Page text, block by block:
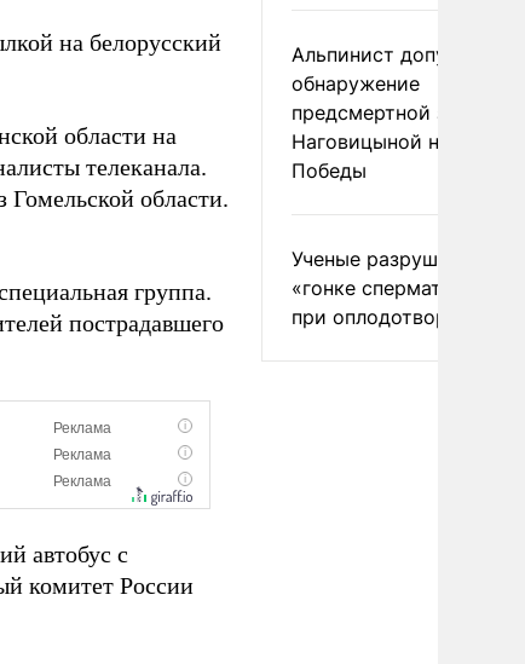
на белорусский
области на
телеканала.
области.
группа.
пострадавшего
автобус с
комитет России
Альпинист допустил
обнаружение
предсмертной записки
Наговицыной на пике
Победы
Ученые разрушили миф
«гонке
при оплодотворении